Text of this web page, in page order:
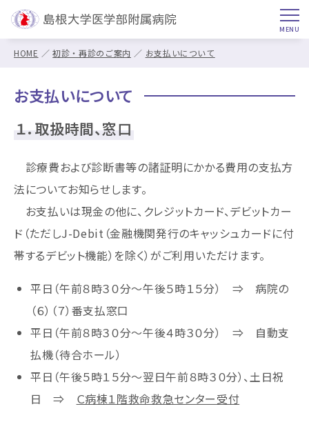
HOME 初診・再診のご案内 お支払いについて
お支払いについて
１．取扱時間、窓口
診療費および診断書等の諸証明にかかる費用の支払方
法についてお知らせします。
お支払いは現金の他に、クレジットカード、デビットカー
ド（ただしJ-Debit（金融機関発行のキャッシュカードに付
帯するデビット機能）を除く）がご利用いただけます。
平日（午前８時３０分～午後５時１５分） ⇒ 病院の
（６）（７）番支払窓口
平日（午前８時３０分～午後４時３０分） ⇒ 自動支
払機（待合ホール）
平日（午後５時１５分～翌日午前８時３０分）、土日祝
日 ⇒ Ｃ病棟１階救命救急センター受付